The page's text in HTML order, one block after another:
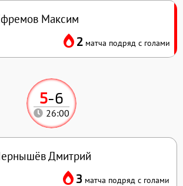
5-6
26:00
Дмитрий
3 матча подряд с голами
Максим
2 матча подряд с голами